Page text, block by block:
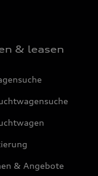
& leasen
& Angebote